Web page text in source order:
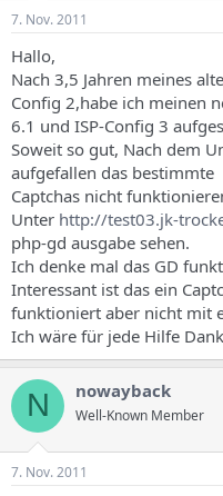
l
e
r
e
s
T
h
e
m
a
s
s
d
a
t
u
m
7. Nov. 2011
Hallo,
Nach 3,5 Jahren meines
Config 2,habe ich meinen
6.1 und ISP-Config 3
Soweit so gut, Nach dem
aufgefallen das bestimmte
Captchas nicht
Unter http://test03.jk-
php-gd ausgabe sehen.
Ich denke mal das GD
Interessant ist das ein
funktioniert aber nicht mit
Ich wäre für jede Hilfe
N nowayback
Well-Known Member
7. Nov. 2011